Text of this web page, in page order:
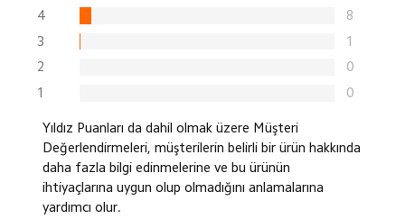
4
8
3
1
2
0
1
0
Yıldız Puanları da dahil olmak üzere Müşteri
Değerlendirmeleri, müşterilerin belirli bir ürün hakkında
daha fazla bilgi edinmelerine ve bu ürünün
ihtiyaçlarına uygun olup olmadığını anlamalarına
yardımcı olur.